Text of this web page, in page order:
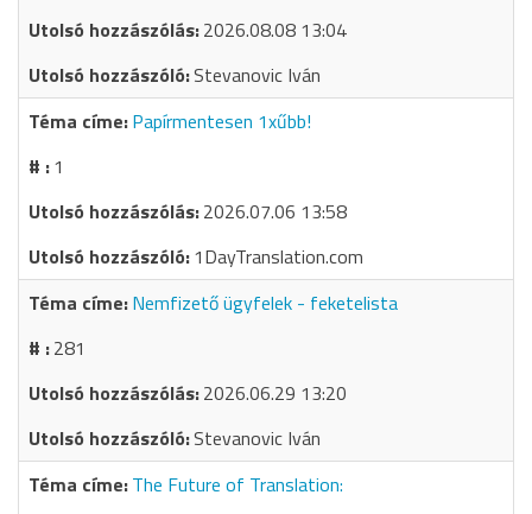
2026.08.08 13:04
Stevanovic Iván
Papírmentesen 1xűbb!
1
2026.07.06 13:58
1DayTranslation.com
Nemfizető ügyfelek - feketelista
281
2026.06.29 13:20
Stevanovic Iván
The Future of Translation: